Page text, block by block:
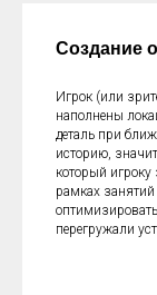
Создание
Игрок (или
наполнены
деталь при
историю,
который игроку
рамках
перегружали